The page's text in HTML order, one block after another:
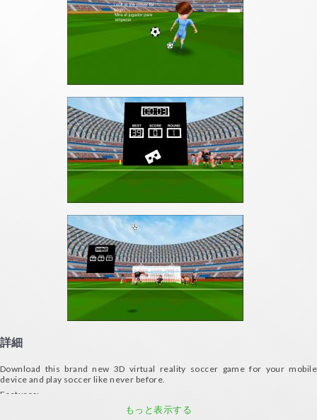
詳細
Download this brand new 3D virtual reality soccer game for your mobile
device and play soccer like never before.
Features:
- Nice style cartoon player and stadium designs
もっと表示する